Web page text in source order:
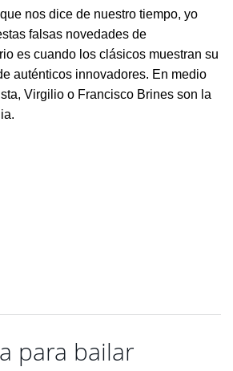
nos dice de nuestro tiempo, yo
falsas novedades de
es cuando los clásicos muestran su
auténticos innovadores. En medio
Virgilio o Francisco Brines son la
para bailar